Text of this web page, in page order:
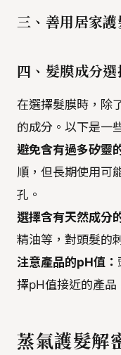
三、善用居家
四、髮膜成分
在選擇髮膜時，除
的成分。以下是一
避免含有過多矽靈
順，但長期使用可
孔。
選擇含有天然成分
精油等，對頭髮的
注意產品的pH值：
擇pH值接近的產品
蒸氣護髮解